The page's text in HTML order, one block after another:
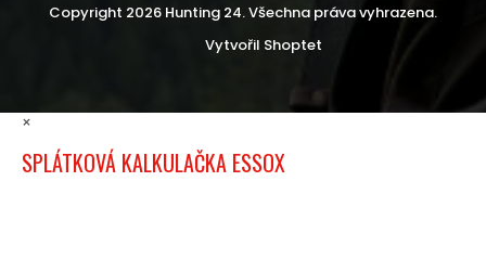
Vytvořil Shoptet
Copyright 2026 Hunting 24. Všechna práva vyhrazena.
×
SPLÁTKOVÁ KALKULAČKA ESSOX